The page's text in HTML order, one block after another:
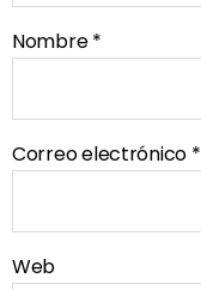
Nombre*
Correo electrónico *
Web